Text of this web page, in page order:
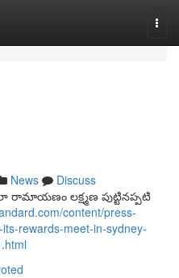
News
Discuss
లక్ష్మణ పుట్టినప్పటి
content/press-
rewards-meet-in-sydney-